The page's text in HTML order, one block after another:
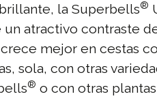
la Superbells®
atractivo contraste
mejor en cestas
sola, con otras
® o con otras